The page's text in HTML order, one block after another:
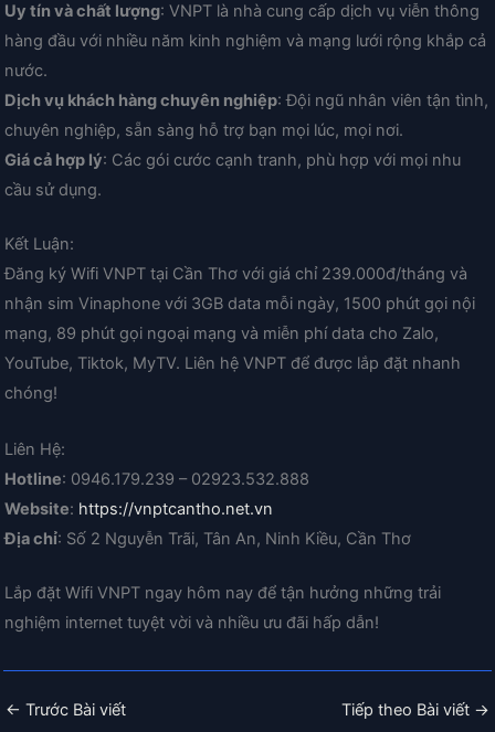
Uy tín và chất lượng: VNPT là nhà cung cấp dịch vụ viễn thông
hàng đầu với nhiều năm kinh nghiệm và mạng lưới rộng khắp cả
nước.
Dịch vụ khách hàng chuyên nghiệp: Đội ngũ nhân viên tận tình,
chuyên nghiệp, sẵn sàng hỗ trợ bạn mọi lúc, mọi nơi.
Giá cả hợp lý: Các gói cước cạnh tranh, phù hợp với mọi nhu
cầu sử dụng.
Kết Luận:
Đăng ký Wifi VNPT tại Cần Thơ với giá chỉ 239.000đ/tháng và
nhận sim Vinaphone với 3GB data mỗi ngày, 1500 phút gọi nội
mạng, 89 phút gọi ngoại mạng và miễn phí data cho Zalo,
YouTube, Tiktok, MyTV. Liên hệ VNPT để được lắp đặt nhanh
chóng!
Liên Hệ:
Hotline: 0946.179.239 – 02923.532.888
Website: https://vnptcantho.net.vn
Địa chỉ: Số 2 Nguyễn Trãi, Tân An, Ninh Kiều, Cần Thơ
Lắp đặt Wifi VNPT ngay hôm nay để tận hưởng những trải
nghiệm internet tuyệt vời và nhiều ưu đãi hấp dẫn!
← Trước Bài viết Tiếp theo Bài viết →